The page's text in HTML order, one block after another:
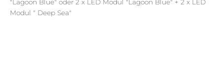
"Lagoon Blue" oder 2 x LED Modul "Lagoon Blue" + 2 x LED
Modul " Deep Sea"